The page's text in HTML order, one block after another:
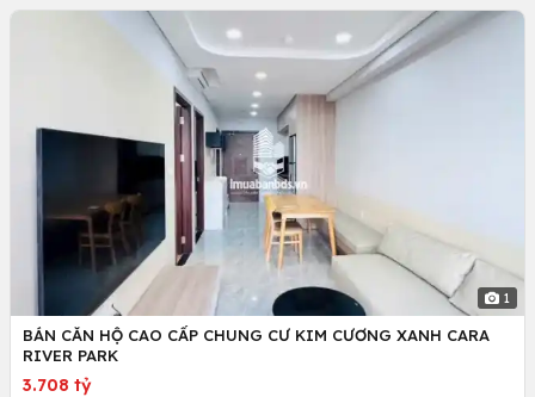
1
BÁN CĂN HỘ CAO CẤP CHUNG CƯ KIM CƯƠNG XANH CARA
RIVER PARK
3.708 tỷ